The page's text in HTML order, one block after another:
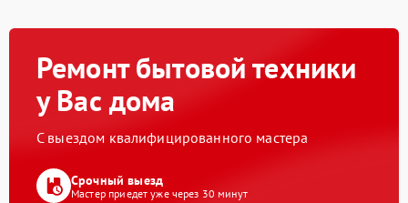
Ремонт бытовой техники
у Вас дома
С выездом квалифицированного мастера
Срочный выезд
Мастер приедет уже через 30 минут